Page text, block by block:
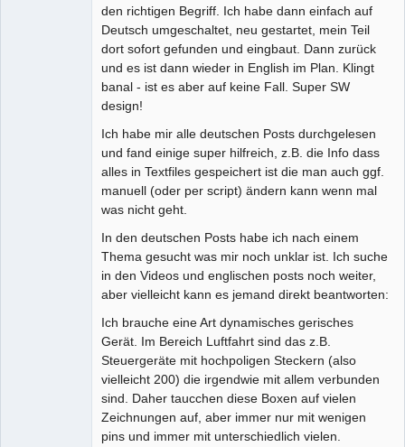
den richtigen Begriff. Ich habe dann einfach auf
Deutsch umgeschaltet, neu gestartet, mein Teil
dort sofort gefunden und eingbaut. Dann zurück
und es ist dann wieder in English im Plan. Klingt
banal - ist es aber auf keine Fall. Super SW
design!
Ich habe mir alle deutschen Posts durchgelesen
und fand einige super hilfreich, z.B. die Info dass
alles in Textfiles gespeichert ist die man auch ggf.
manuell (oder per script) ändern kann wenn mal
was nicht geht.
In den deutschen Posts habe ich nach einem
Thema gesucht was mir noch unklar ist. Ich suche
in den Videos und englischen posts noch weiter,
aber vielleicht kann es jemand direkt beantworten:
Ich brauche eine Art dynamisches gerisches
Gerät. Im Bereich Luftfahrt sind das z.B.
Steuergeräte mit hochpoligen Steckern (also
vielleicht 200) die irgendwie mit allem verbunden
sind. Daher taucchen diese Boxen auf vielen
Zeichnungen auf, aber immer nur mit wenigen
pins und immer mit unterschiedlich vielen.